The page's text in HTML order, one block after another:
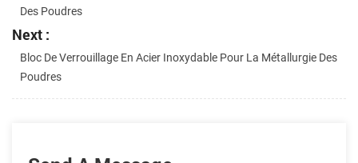
Des Poudres
Next :
Bloc De Verrouillage En Acier Inoxydable Pour La Métallurgie Des
Poudres